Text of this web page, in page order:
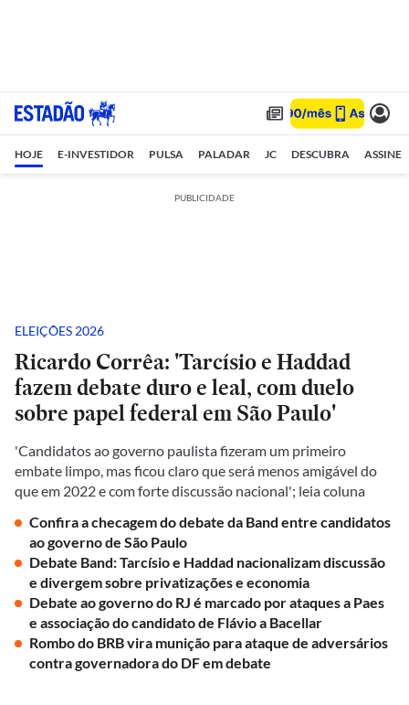
HOJE E-INVESTIDOR PULSA PALADAR JC DESCUBRA ASSINE
PUBLICIDADE
ELEIÇÕES 2026
Ricardo Corrêa: 'Tarcísio e Haddad
fazem debate duro e leal, com duelo
sobre papel federal em São Paulo'
'Candidatos ao governo paulista fizeram um primeiro
embate limpo, mas ficou claro que será menos amigável do
que em 2022 e com forte discussão nacional'; leia coluna
Confira a checagem do debate da Band entre candidatos
ao governo de São Paulo
Debate Band: Tarcísio e Haddad nacionalizam discussão
e divergem sobre privatizações e economia
Debate ao governo do RJ é marcado por ataques a Paes
e associação do candidato de Flávio a Bacellar
Rombo do BRB vira munição para ataque de adversários
contra governadora do DF em debate